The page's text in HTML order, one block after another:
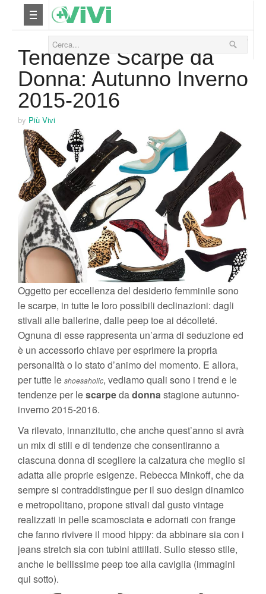
Yoga
Bellezza
Fitness
Relax
Viaggi & Vacanze
06 Settembre 2015
Tendenze Scarpe da
Donna: Autunno Inverno
2015-2016
by Più Vivi
Oggetto per eccellenza del desiderio femminile sono
le scarpe, in tutte le loro possibili declinazioni: dagli
stivali alle ballerine, dalle peep toe ai décolleté.
Ognuna di esse rappresenta un’arma di seduzione ed
è un accessorio chiave per esprimere la propria
personalità o lo stato d’animo del momento. E allora,
per tutte le shoesaholic, vediamo quali sono i trend e le
tendenze per lescarpedadonna stagione autunno-
inverno 2015-2016.
Va rilevato, innanzitutto, che anche quest’anno si avrà
un mix di stili e di tendenze che consentiranno a
ciascuna donna di scegliere la calzatura che meglio si
adatta alle proprie esigenze. Rebecca Minkoff, che da
sempre si contraddistingue per il suo design dinamico
e metropolitano, propone stivali dal gusto vintage
realizzati in pelle scamosciata e adornati con frange
che fanno rivivere il mood hippy: da abbinare sia con i
jeans stretch sia con tubini attillati. Sullo stesso stile,
anche le bellissime peep toe alla caviglia (immagini
qui sotto).